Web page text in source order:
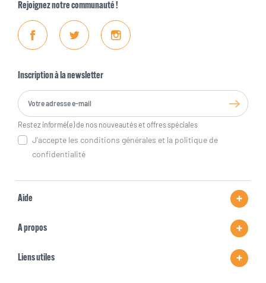
Rejoignez notre communauté !
FacebookTwitter Instagram
Inscription à la newsletter
Restez informé(e) de nos nouveautés et offres spéciales
J'accepte les conditions générales et la politique de
confidentialité
Aide
A propos
Liens utiles